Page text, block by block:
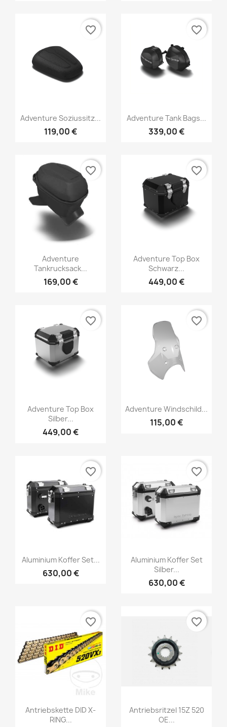
Adventure Soziussitz...
119,00 €
favorite_border
Adventure Tank Bags...
339,00 €
favorite_border
Adventure
Tankrucksack...
169,00 €
favorite_border
Adventure Top Box
Schwarz...
449,00 €
favorite_border
Adventure Top Box
Silber...
449,00 €
favorite_border
Adventure Windschild...
115,00 €
favorite_border
Aluminium Koffer Set...
630,00 €
favorite_border
Aluminium Koffer Set
Silber...
630,00 €
favorite_border
Antriebskette DID X-
RING...
favorite_border
Antriebsritzel 15Z 520
OE...
favorite_border